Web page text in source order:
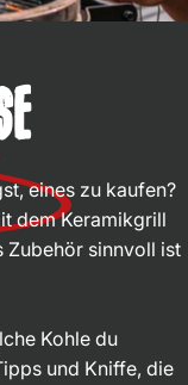
eines zu kaufen?
dem Keramikgrill
Zubehör sinnvoll ist
Kohle du
und Kniffe, die